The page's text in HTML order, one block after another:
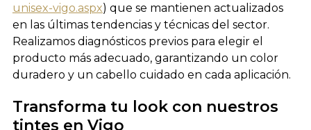
unisex-vigo.aspx) que se mantienen actualizados
en las últimas tendencias y técnicas del sector.
Realizamos diagnósticos previos para elegir el
producto más adecuado, garantizando un color
duradero y un cabello cuidado en cada aplicación.
Transforma tu look con nuestros
tintes en Vigo